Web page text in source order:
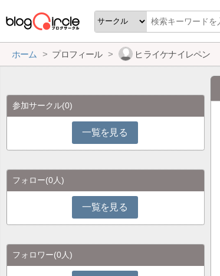
ホーム プロフィール ヒライケナイレペン
参加サークル(0)
一覧を見る
フォロー(0人)
一覧を見る
フォロワー(0人)